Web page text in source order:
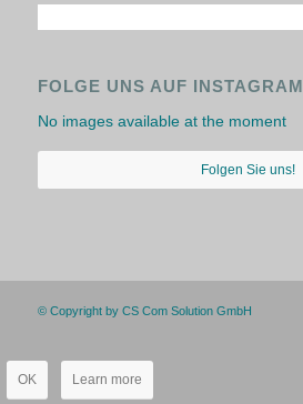
FOLGE UNS AUF INSTAGRAM
No images available at the moment
Folgen Sie uns!
© Copyright by CS Com Solution GmbH
OK Learn more